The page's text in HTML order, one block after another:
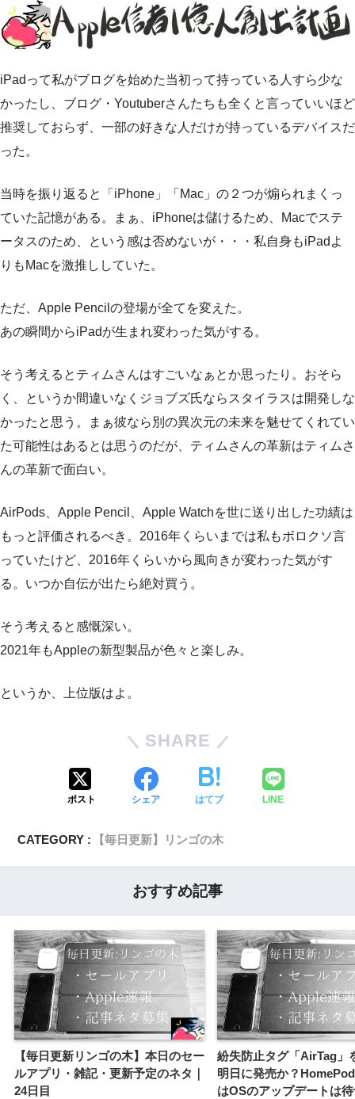
iPadって私がブログを始めた当初って持っている人すら少な
かったし、ブログ・Youtuberさんたちも全くと言っていいほど
推奨しておらず、一部の好きな人だけが持っているデバイスだ
った。
当時を振り返ると「iPhone」「Mac」の２つが煽られまくっ
ていた記憶がある。まぁ、iPhoneは儲けるため、Macでステ
ータスのため、という感は否めないが・・・私自身もiPadよ
りもMacを激推ししていた。
ただ、Apple Pencilの登場が全てを変えた。
あの瞬間からiPadが生まれ変わった気がする。
そう考えるとティムさんはすごいなぁとか思ったり。おそら
く、というか間違いなくジョブズ氏ならスタイラスは開発しな
かったと思う。まぁ彼なら別の異次元の未来を魅せてくれてい
た可能性はあるとは思うのだが、ティムさんの革新はティムさ
んの革新で面白い。
AirPods、Apple Pencil、Apple Watchを世に送り出した功績は
もっと評価されるべき。2016年くらいまでは私もボロクソ言
っていたけど、2016年くらいから風向きが変わった気がす
る。いつか自伝が出たら絶対買う。
そう考えると感慨深い。
2021年もAppleの新型製品が色々と楽しみ。
というか、上位版はよ。
SHARE
ポスト シェア はてブ LINE
CATEGORY : 【毎日更新】リンゴの木
おすすめ記事
【毎日更新リンゴの木】本日のセー
ルアプリ・雑記・更新予定のネタ｜
24日目
紛失防止タグ「AirTag」
明日に発売か？
はOSのアップデートは